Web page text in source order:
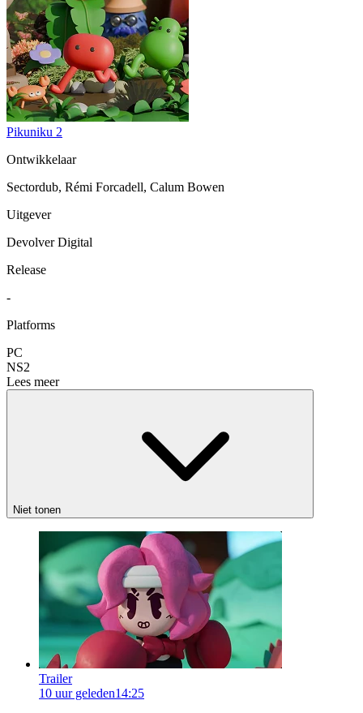
Pikuniku 2
Ontwikkelaar
Sectordub, Rémi Forcadell, Calum Bowen
Uitgever
Devolver Digital
Release
-
Platforms
PC
NS2
Lees meer
Niet tonen
Trailer
10 uur geleden14:25